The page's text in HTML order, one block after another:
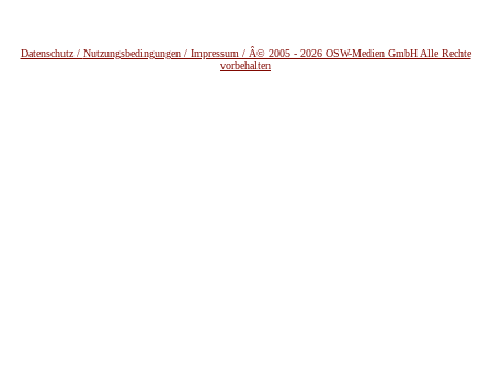
Datenschutz / Nutzungsbedingungen / Impressum / Â© 2005 - 2026 OSW-Medien GmbH Alle Rechte
vorbehalten